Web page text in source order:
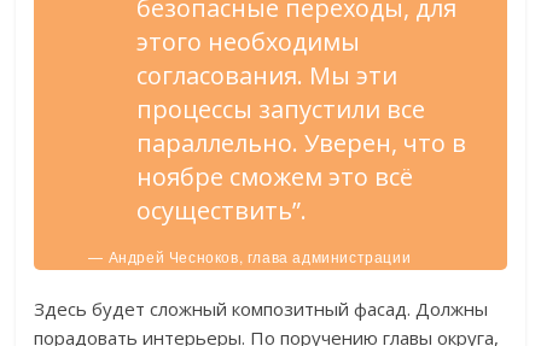
безопасные переходы, для
этого необходимы
согласования. Мы эти
процессы запустили все
параллельно. Уверен, что в
ноябре сможем это всё
осуществить”.
— Андрей Чесноков, глава администрации
Старооскольского городского округа.
Здесь будет сложный композитный фасад. Должны
порадовать интерьеры. По поручению главы округа,